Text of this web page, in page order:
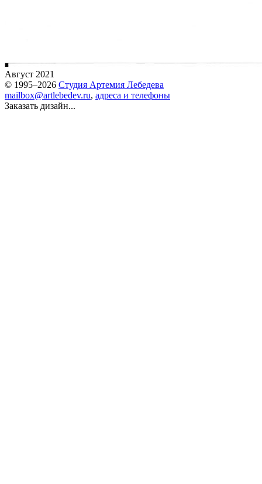
Август 2021
© 1995–2026 Студия Артемия Лебедева
mailbox@artlebedev.ru, адреса и телефоны
Заказать дизайн...